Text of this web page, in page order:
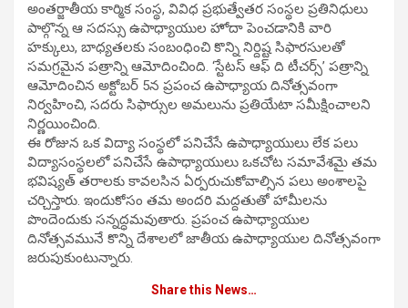
అంతర్జాతీయ కార్మిక సంస్థ, వివిధ ప్రభుత్వేతర సంస్థల ప్రతినిధులు
పాల్గొన్న ఆ సదస్సు ఉపాధ్యాయుల హోదా పెంచడానికి వారి
హక్కులు, బాధ్యతలకు సంబంధించి కొన్ని నిర్దిష్ట సిఫారసులతో
సమగ్రమైన పత్రాన్ని ఆమోదించింది. ‘స్టేటస్‌ ఆఫ్‌ ది టీచర్స్‌’ పత్రాన్ని
ఆమోదించిన అక్టోబర్‌ 5న ప్రపంచ ఉపాధ్యాయ దినోత్సవంగా
నిర్వహించి, సదరు సిఫార్సుల అమలును ప్రతియేటా సమీక్షించాలని
నిర్ణయించింది.
ఈ రోజున ఒక విద్యా సంస్థలో పనిచేసే ఉపాధ్యాయులు లేక పలు
విద్యాసంస్థలలో పనిచేసే ఉపాధ్యాయులు ఒకచోట సమావేశమై తమ
భవిష్యత్ తరాలకు కావలసిన ఏర్పరుచుకోవాల్సిన పలు అంశాలపై
చర్చిస్తారు. ఇందుకోసం తమ అందరి మద్దతుతో హామీలను
పొందెందుకు సన్నద్ధమవుతారు. ప్రపంచ ఉపాధ్యాయుల
దినోత్సవమునే కొన్ని దేశాలలో జాతీయ ఉపాధ్యాయుల దినోత్సవంగా
జరుపుకుంటున్నారు.
Share this News…